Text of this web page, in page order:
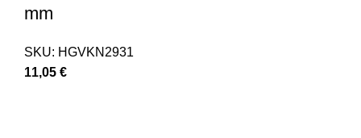
mm
SKU: HGVKN2931
11,05 €